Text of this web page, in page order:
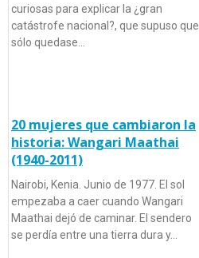
curiosas para explicar la ¿gran
catástrofe nacional?, que supuso que
sólo quedase…
20 mujeres que cambiaron la
historia: Wangari Maathai
(1940-2011)
Nairobi, Kenia. Junio de 1977. El sol
empezaba a caer cuando Wangari
Maathai dejó de caminar. El sendero
se perdía entre una tierra dura y…